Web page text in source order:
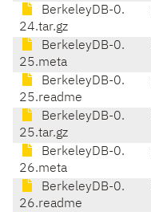
BerkeleyDB-0.
24.tar.gz
BerkeleyDB-0.
25.meta
BerkeleyDB-0.
25.readme
BerkeleyDB-0.
25.tar.gz
BerkeleyDB-0.
26.meta
BerkeleyDB-0.
26.readme